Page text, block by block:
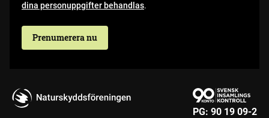
dina personuppgifter behandlas.
Prenumerera nu
PG: 90 19 09-2